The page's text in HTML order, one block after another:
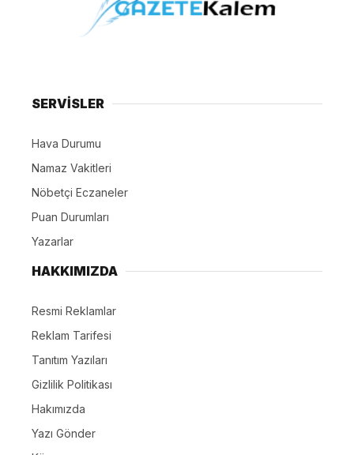
SERVİSLER
Hava Durumu
Namaz Vakitleri
Nöbetçi Eczaneler
Puan Durumları
Yazarlar
HAKKIMIZDA
Resmi Reklamlar
Reklam Tarifesi
Tanıtım Yazıları
Gizlilik Politikası
Hakımızda
Yazı Gönder